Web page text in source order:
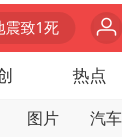
名创优品回应女子吐槽内裤质量差
国防部：中国军队坚决反制任何闹海挑衅图谋
热点
图片
汽车